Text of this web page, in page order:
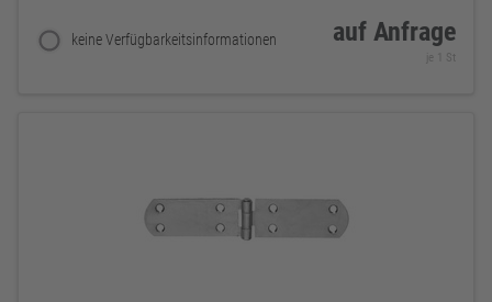
keine Verfügbarkeitsinformationen auf Anfrage
je 1 St